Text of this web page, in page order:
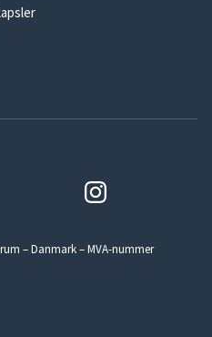
– Danmark – MVA-nummer